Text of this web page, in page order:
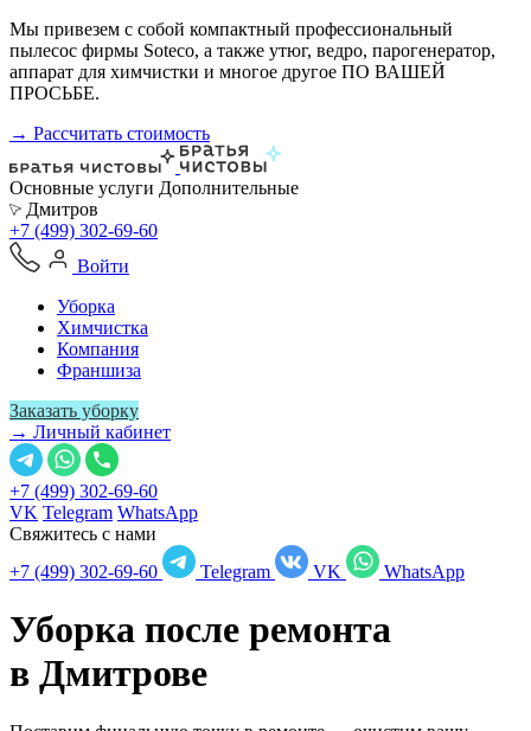
Мы привезем с собой компактный профессиональный
пылесос фирмы Soteco, а также утюг, ведро, парогенератор,
аппарат для химчистки и многое другое ПО ВАШЕЙ
ПРОСЬБЕ.
→ Рассчитать стоимость
Основные услуги Дополнительные
Дмитров
+7 (499) 302-69-60
Войти
Уборка
Химчистка
Компания
Франшиза
Заказать уборку
→ Личный кабинет
+7 (499) 302-69-60
VK Telegram WhatsApp
Свяжитесь с нами
+7 (499) 302-69-60
Telegram VK WhatsApp
Уборка после ремонта
в Дмитрове